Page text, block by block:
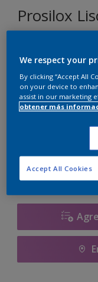
Prosilox
Tamaño
We respect your
By clicking “Accept All
on your device to
assist in our marketing
obtener más
Accept All Cookies